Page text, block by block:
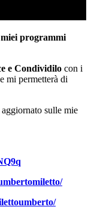
programmi
e Condividilo con i
mi permetterà di
sulle mie